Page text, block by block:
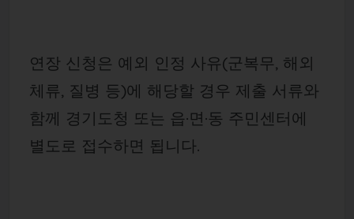
연장 신청은 예외 인정 사유(군복무, 해외
체류, 질병 등)에 해당할 경우 제출 서류와
함께 경기도청 또는 읍·면·동 주민센터에
별도로 접수하면 됩니다.